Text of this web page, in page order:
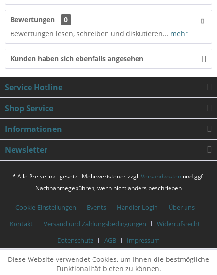
Bewertungen
0
Bewertungen lesen, schreiben und diskutieren... mehr
Kunden haben sich ebenfalls angesehen
Service Hotline
Shop Service
Informationen
Newsletter
* Alle Preise inkl. gesetzl. Mehrwertsteuer zzgl.Versandkosten und ggf.
Nachnahmegebühren, wenn nicht anders beschrieben
Cookie-Einstellungen Events Händler-Login
Über uns
Kontakt
Versand und Zahlungsbedingungen
Widerrufsrecht
Datenschutz
AGB Impressum
Diese Website verwendet Cookies, um Ihnen die bestmögliche
Funktionalität bieten zu können.